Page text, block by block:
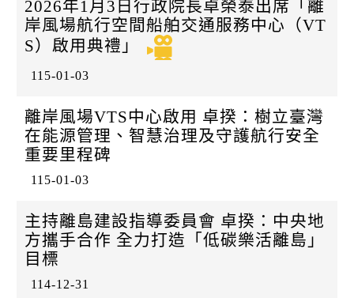
2026年1月3日行政院長卓榮泰出席「離
岸風場航行空間船舶交通服務中心（VT
S）啟用典禮」
115-01-03
離岸風場VTS中心啟用 卓揆：樹立臺灣
在能源管理、智慧治理及守護航行安全
重要里程碑
115-01-03
主持離島建設指導委員會 卓揆：中央地
方攜手合作 全力打造「低碳樂活離島」
目標
114-12-31